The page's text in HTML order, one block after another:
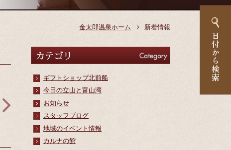
金太郎温泉ホーム 新着情報
ギフトショップ北前船
今日の立山と富山湾
お知らせ
スタッフブログ
地域のイベント情報
カルナの館